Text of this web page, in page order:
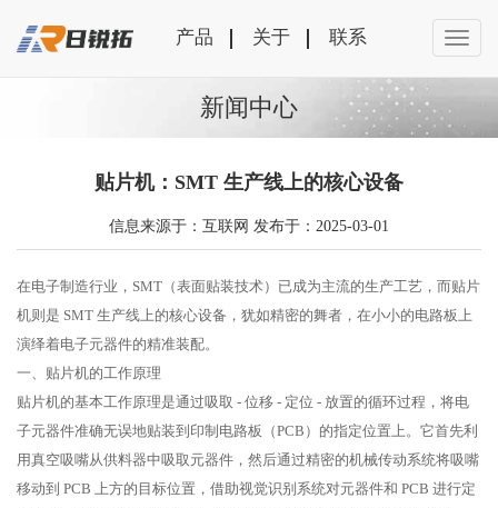
产品 关于 联系
新闻中心
贴片机：SMT 生产线上的核心设备
信息来源于：互联网 发布于：2025-03-01
在电子制造行业，SMT（表面贴装技术）已成为主流的生产工艺，而贴片
机则是 SMT 生产线上的核心设备，犹如精密的舞者，在小小的电路板上
演绎着电子元器件的精准装配。
一、贴片机的工作原理
贴片机的基本工作原理是通过吸取 - 位移 - 定位 - 放置的循环过程，将电
子元器件准确无误地贴装到印制电路板（PCB）的指定位置上。它首先利
用真空吸嘴从供料器中吸取元器件，然后通过精密的机械传动系统将吸嘴
移动到 PCB 上方的目标位置，借助视觉识别系统对元器件和 PCB 进行定